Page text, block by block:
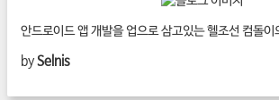
안드로이드 앱 개발을 업으로 삼고있는 헬조선 컴돌이
bySelnis